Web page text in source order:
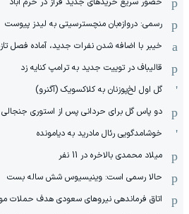
رسمی: دروازه‌بان منچسترسیتی به لیدز پیوست
خیبر با اضافه شدن نفرات جدید، آماده فصل
قالیباف در توییت جدید به ترامپ کنایه زد
گل اول لخ‌پوزنان به کلاکسویک (آگنرو)
دو پاس گل برای حردانی پس از استوری جنجالی
خوشامدگویی رئال مادرید به دیامونده
میلاد محمدی بالاخره در 11 نفر
حالا رسمی است: وینیسیوس شش ساله بست
اتاق فرماندهی نیروهای سعودی هدف حملات